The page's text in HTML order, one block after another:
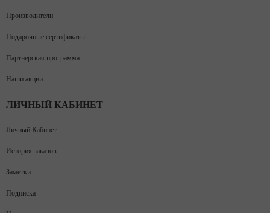
Производители
Подарочные сертификаты
Партнерская программа
Наши акции
ЛИЧНЫЙ КАБИНЕТ
Личный Кабинет
История заказов
Заметки
Подписка